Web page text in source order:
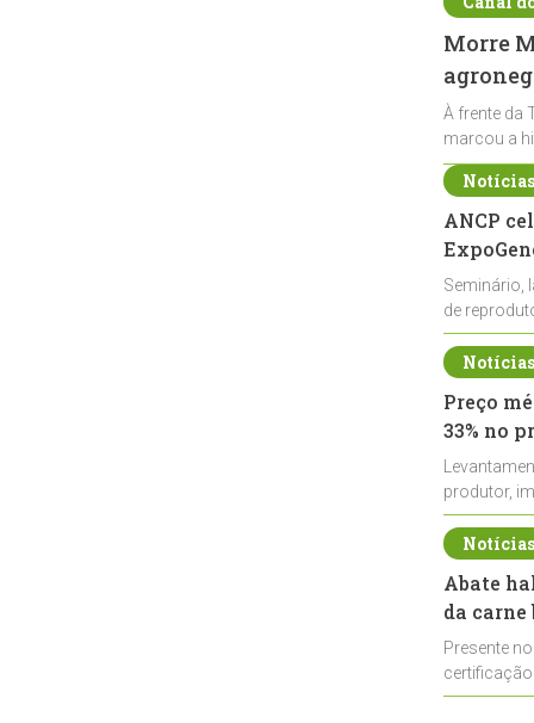
Morre
À frente da
marcou a
ANCP
Seminário,
de
durante a
Preço
33% no
produtor,
de leite cru
Abate
da
Presente